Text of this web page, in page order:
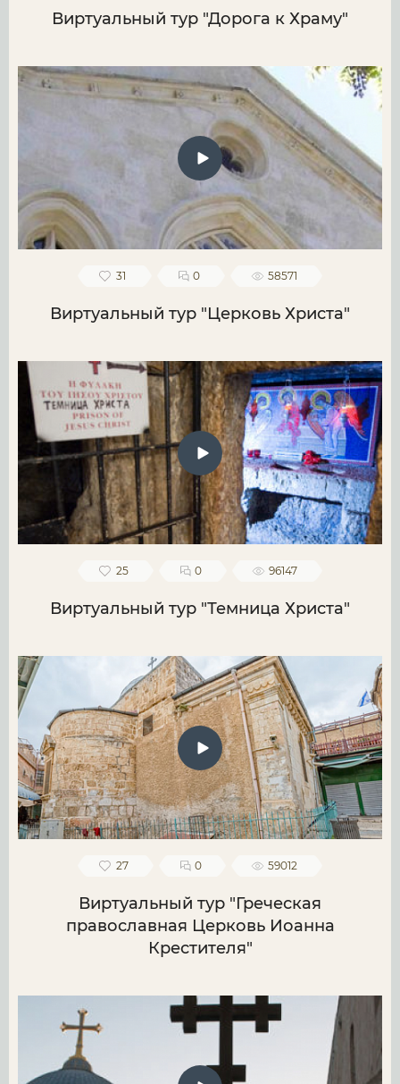
Виртуальный тур "Дорога к Храму"
31 0 58571
Виртуальный тур "Церковь Христа"
25 0 96147
Виртуальный тур "Темница Христа"
27 0 59012
Виртуальный тур "Греческая
православная Церковь Иоанна
Крестителя"